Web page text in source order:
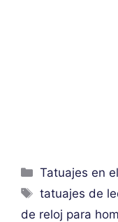
Categorías
Tatuajes en
Etiquetas
tatuajes de
de reloj para